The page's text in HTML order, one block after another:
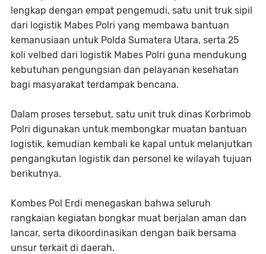
lengkap dengan empat pengemudi, satu unit truk sipil
dari logistik Mabes Polri yang membawa bantuan
kemanusiaan untuk Polda Sumatera Utara, serta 25
koli velbed dari logistik Mabes Polri guna mendukung
kebutuhan pengungsian dan pelayanan kesehatan
bagi masyarakat terdampak bencana.
Dalam proses tersebut, satu unit truk dinas Korbrimob
Polri digunakan untuk membongkar muatan bantuan
logistik, kemudian kembali ke kapal untuk melanjutkan
pengangkutan logistik dan personel ke wilayah tujuan
berikutnya.
Kombes Pol Erdi menegaskan bahwa seluruh
rangkaian kegiatan bongkar muat berjalan aman dan
lancar, serta dikoordinasikan dengan baik bersama
unsur terkait di daerah.